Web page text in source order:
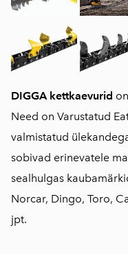
DIGGA kettkaevurid
Need on Varustatud
valmistatud
sobivad erinevatele
sealhulgas
Norcar, Dingo, Toro,
jpt.